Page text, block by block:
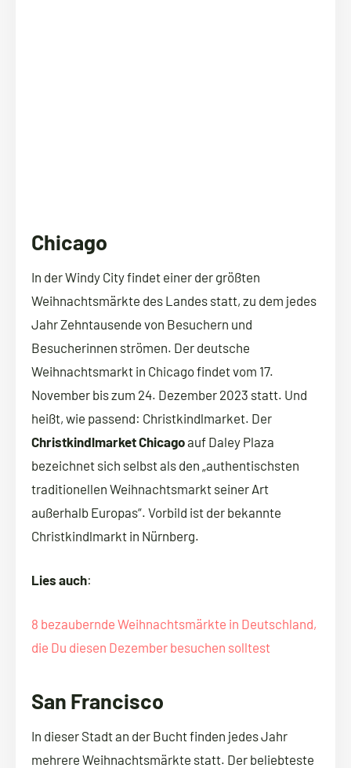
Chicago
In der Windy City findet einer der größten
Weihnachtsmärkte des Landes statt, zu dem jedes
Jahr Zehntausende von Besuchern und
Besucherinnen strömen. Der deutsche
Weihnachtsmarkt in Chicago findet vom 17.
November bis zum 24. Dezember 2023 statt. Und
heißt, wie passend: Christkindlmarket. Der
Christkindlmarket Chicagoauf Daley Plaza
bezeichnet sich selbst als den „authentischsten
traditionellen Weihnachtsmarkt seiner Art
außerhalb Europas“. Vorbild ist der bekannte
Christkindlmarkt in Nürnberg.
Lies auch:
8 bezaubernde Weihnachtsmärkte in Deutschland,
die Du diesen Dezember besuchen solltest
San Francisco
In dieser Stadt an der Bucht finden jedes Jahr
mehrere Weihnachtsmärkte statt. Der beliebteste